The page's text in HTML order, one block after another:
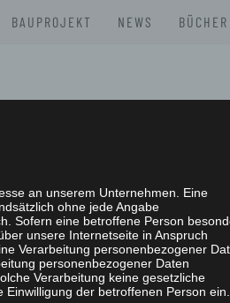
2025
2024
2023
BAUPROJEKT NEWS BÜCHER
an unserem Unternehmen. Eine
ohne jede Angabe
Sofern eine betroffene Person
unsere Internetseite in Anspruch
Verarbeitung personenbezogener
personenbezogener Daten
Verarbeitung keine gesetzliche
der betroffenen Person ein.